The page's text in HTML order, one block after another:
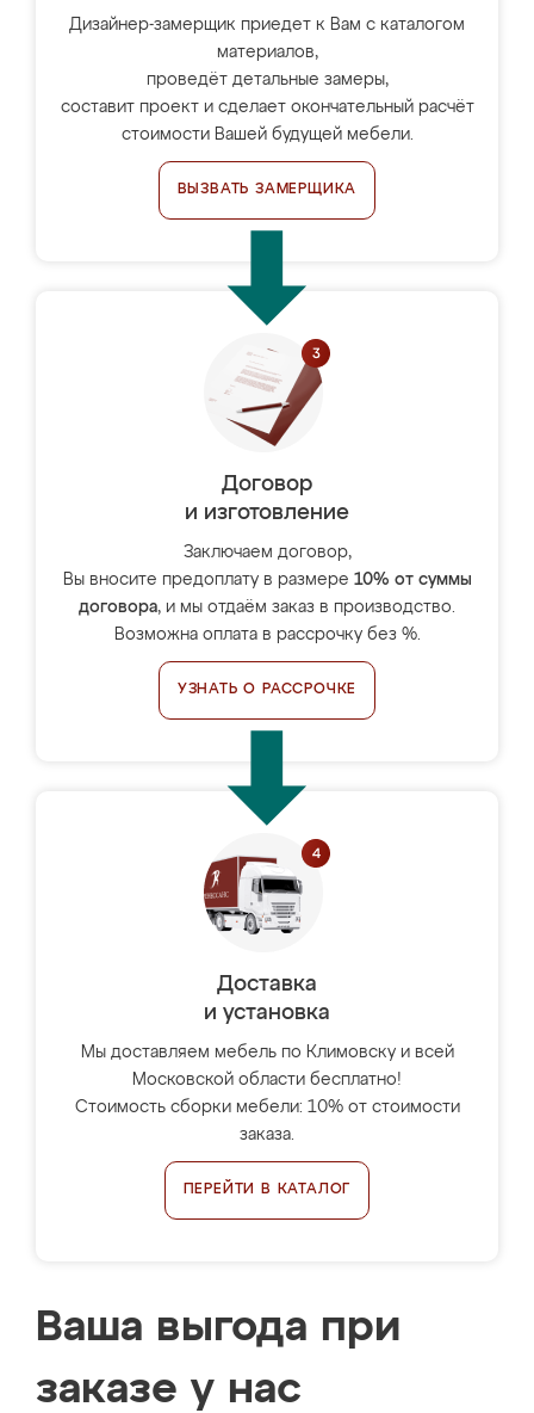
Дизайнер-замерщик приедет к Вам с каталогом
материалов,
проведёт детальные замеры,
составит проект и сделает окончательный расчёт
стоимости Вашей будущей мебели.
ВЫЗВАТЬ ЗАМЕРЩИКА
Договор
и изготовление
Заключаем договор,
Вы вносите предоплату в размере 10% от суммы
договора, и мы отдаём заказ в производство.
Возможна оплата в рассрочку без %.
УЗНАТЬ О РАССРОЧКЕ
Доставка
и установка
Мы доставляем мебель по Климовску и всей
Московской области бесплатно!
Стоимость сборки мебели: 10% от стоимости
заказа.
ПЕРЕЙТИ В КАТАЛОГ
Ваша выгода при
заказе у нас